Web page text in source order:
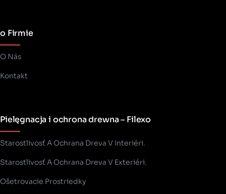
o Firmie
O Nás
Kontakt
Pielęgnacja i ochrona drewna – Filexo
Starostlivosť A Ochrana Dreva V Interiéri.
Starostlivosť A Ochrana Dreva V Exteriéri.
Ošetrovacie Prostriedky